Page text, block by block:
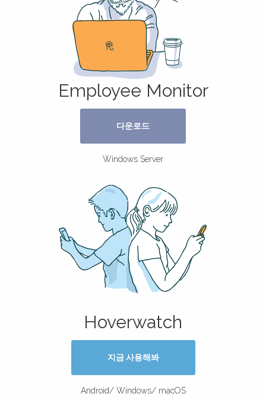
Employee Monitor
다운로드
Windows Server
Hoverwatch
지금 사용해봐
Android/ Windows/ macOS